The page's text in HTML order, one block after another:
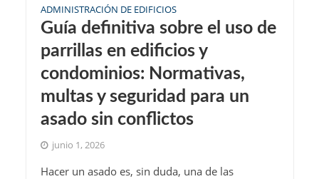
ADMINISTRACIÓN DE EDIFICIOS
Guía definitiva sobre el uso de
parrillas en edificios y
condominios: Normativas,
multas y seguridad para un
asado sin conflictos
junio 1, 2026
Hacer un asado es, sin duda, una de las